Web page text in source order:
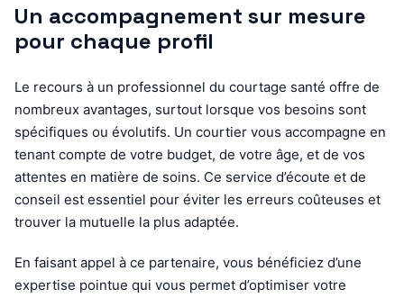
Un accompagnement sur mesure
pour chaque profil
Le recours à un professionnel du courtage santé offre de
nombreux avantages, surtout lorsque vos besoins sont
spécifiques ou évolutifs. Un courtier vous accompagne en
tenant compte de votre budget, de votre âge, et de vos
attentes en matière de soins. Ce service d’écoute et de
conseil est essentiel pour éviter les erreurs coûteuses et
trouver la mutuelle la plus adaptée.
En faisant appel à ce partenaire, vous bénéficiez d’une
expertise pointue qui vous permet d’optimiser votre